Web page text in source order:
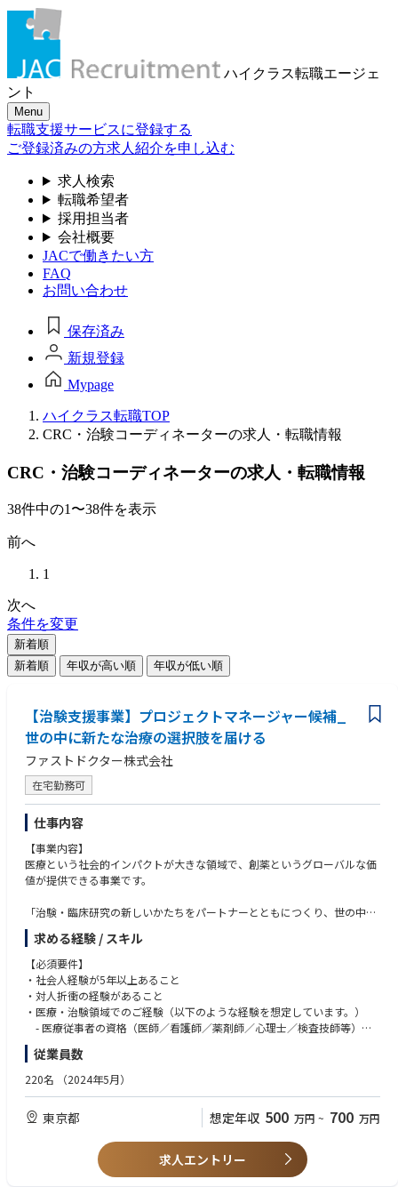
ハイクラス転職エージェ
ント
Menu
転職支援サービスに登録する
ご登録済みの方求人紹介を申し込む
求人検索
転職希望者
採用担当者
会社概要
JACで働きたい方
FAQ
お問い合わせ
保存済み
新規登録
Mypage
ハイクラス転職TOP
CRC・治験コーディネーターの求人・転職情報
CRC・治験コーディネーターの求人・転職情報
38件中の1〜38件を表示
前へ
1
次へ
条件を変更
新着順
新着順
年収が高い順 年収が低い順
【治験支援事業】プロジェクトマネージャー候補_
世の中に新たな治療の選択肢を届ける
ファストドクター株式会社
在宅勤務可
仕事内容
【事業内容】
医療という社会的インパクトが大きな領域で、創薬というグローバルな価
値が提供できる事業です。
「治験・臨床研究の新しいかたちをパートナーとともにつくり、世の中に
新たな治療の選択肢を届ける」をミッションに、製薬企業が取り組む治
験・臨床試験の課題を特定し、解決策を企画立案し、実行まで一気通貫で
支援する事業です。
従来の「都市部の大病院に訪問して治験に参加する」というスタイルは限
界を迎えており、治験計画の実に8割が遅延しているという現状がありま
す。加えて日本では、デジタル化の遅れ、治験専門施設の不足、英語対応
薬が日本では承認されていないという「ドラッグ・ロス」という国家の課
題に発展しています。
私たちは試験ごとに固有の課題を特定し、そのボトルネックを解消するこ
とで、治験生産性を高めるという高付加価値なビジネスを展開していま
求める経験 / スキル
【必須要件】
・社会人経験が5年以上あること
・対人折衝の経験があること
・医療・治験領域でのご経験（以下のような経験を想定しています。）
- 医療従事者の資格（医師／看護師／薬剤師／心理士／検査技師等）
- 治験業界での実務経験 もしくは 製薬企業向けの企画提案営業経験
・仕事において自ら課題を発見し、その課題に対する解決策を企画立案、
実行し、結果につなげた経験を持っていること
【歓迎要件】
・企業への企画提案営業の経験
・業務オペレーションの設計と、オペレーション実務を主導した経験
・プロジェクトのマネジメント経験（半年以上）
・5人以上のチームの率いた経験
従業員数
220名 （2024年5月）
東京都 想定年収 500 万円 ~ 700 万円
求人エントリー